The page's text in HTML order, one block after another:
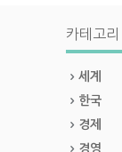
카테고리
세계
한국
경제
경영